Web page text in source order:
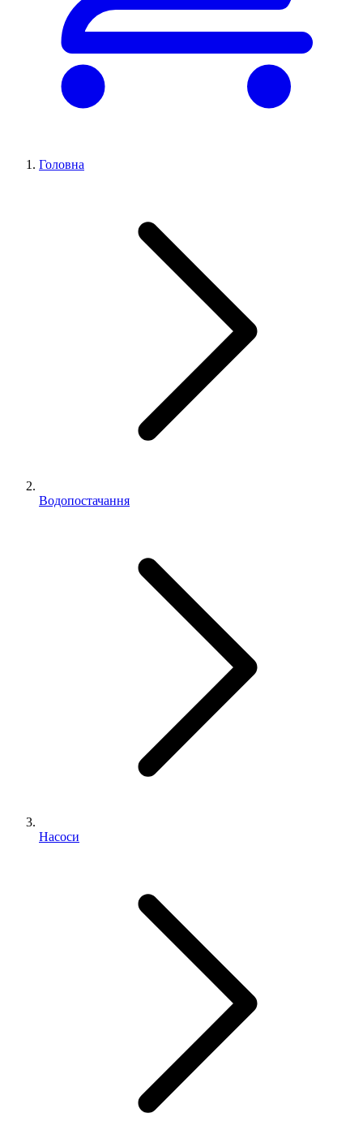
Головна
Водопостачання
Насоси